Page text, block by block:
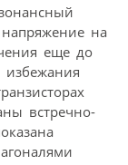
на
еще до
встречно-